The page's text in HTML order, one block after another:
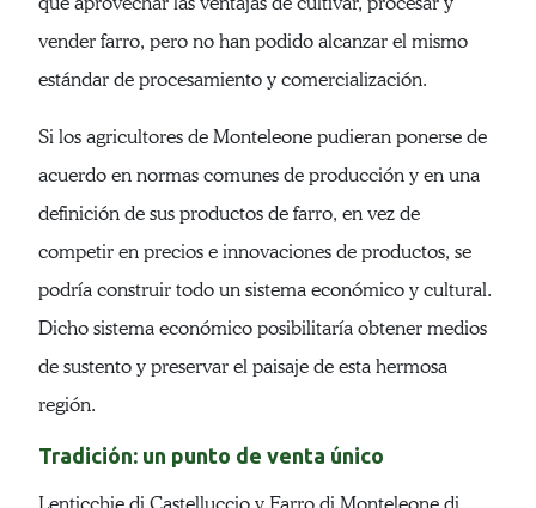
vender farro, pero no han podido alcanzar el mismo
estándar de procesamiento y comercialización.
Si los agricultores de Monteleone pudieran ponerse de
acuerdo en normas comunes de producción y en una
definición de sus productos de farro, en vez de
competir en precios e innovaciones de productos, se
podría construir todo un sistema económico y cultural.
Dicho sistema económico posibilitaría obtener medios
de sustento y preservar el paisaje de esta hermosa
región.
Tradición: un punto de venta único